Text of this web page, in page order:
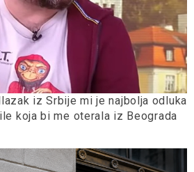
iz Srbije mi je najbolja odluka
koja bi me oterala iz Beograda